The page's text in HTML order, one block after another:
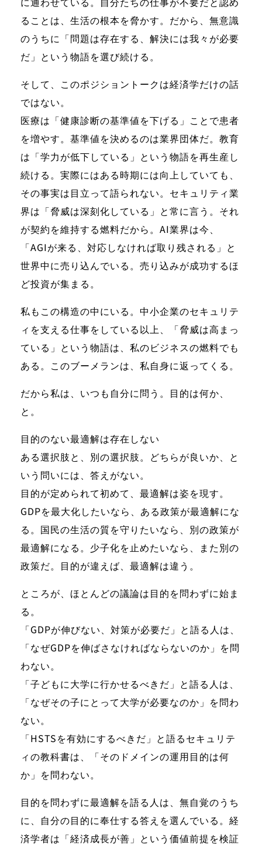
ることは、生活の根本を脅かす。だから、無意識
のうちに「問題は存在する、解決には我々が必要
だ」という物語を選び続ける。
そして、このポジショントークは経済学だけの話
ではない。
医療は「健康診断の基準値を下げる」ことで患者
を増やす。基準値を決めるのは業界団体だ。教育
は「学力が低下している」という物語を再生産し
続ける。実際にはある時期には向上していても、
その事実は目立って語られない。セキュリティ業
界は「脅威は深刻化している」と常に言う。それ
が契約を維持する燃料だから。AI業界は今、
「AGIが来る、対応しなければ取り残される」と
世界中に売り込んでいる。売り込みが成功するほ
ど投資が集まる。
私もこの構造の中にいる。中小企業のセキュリテ
ィを支える仕事をしている以上、「脅威は高まっ
ている」という物語は、私のビジネスの燃料でも
ある。このブーメランは、私自身に返ってくる。
だから私は、いつも自分に問う。目的は何か、
と。
目的のない最適解は存在しない
ある選択肢と、別の選択肢。どちらが良いか、と
いう問いには、答えがない。
目的が定められて初めて、最適解は姿を現す。
GDPを最大化したいなら、ある政策が最適解にな
る。国民の生活の質を守りたいなら、別の政策が
最適解になる。少子化を止めたいなら、また別の
政策だ。目的が違えば、最適解は違う。
ところが、ほとんどの議論は目的を問わずに始ま
る。
「GDPが伸びない、対策が必要だ」と語る人は、
「なぜGDPを伸ばさなければならないのか」を問
わない。
「子どもに大学に行かせるべきだ」と語る人は、
「なぜその子にとって大学が必要なのか」を問わ
ない。
「HSTSを有効にするべきだ」と語るセキュリテ
ィの教科書は、「そのドメインの運用目的は何
か」を問わない。
目的を問わずに最適解を語る人は、無自覚のうち
に、自分の目的に奉仕する答えを選んでいる。経
済学者は「経済成長が善」という価値前提を検証